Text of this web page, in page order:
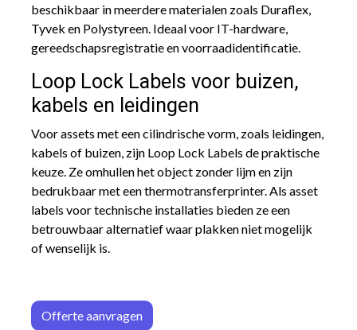
beschikbaar in meerdere materialen zoals Duraflex,
Tyvek en Polystyreen. Ideaal voor IT-hardware,
gereedschapsregistratie en voorraadidentificatie.
Loop Lock Labels voor buizen,
kabels en leidingen
Voor assets met een cilindrische vorm, zoals leidingen,
kabels of buizen, zijn Loop Lock Labels de praktische
keuze. Ze omhullen het object zonder lijm en zijn
bedrukbaar met een thermotransferprinter. Als asset
labels voor technische installaties bieden ze een
betrouwbaar alternatief waar plakken niet mogelijk
of wenselijk is.
Offerte aan​​vrag​​en